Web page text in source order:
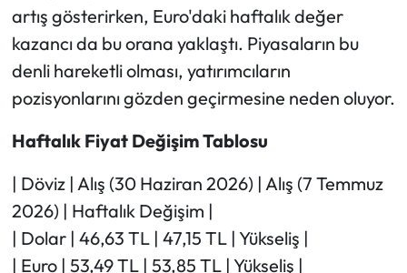
artış gösterirken, Euro'daki haftalık değer
kazancı da bu orana yaklaştı. Piyasaların bu
denli hareketli olması, yatırımcıların
pozisyonlarını gözden geçirmesine neden oluyor.
Haftalık Fiyat Değişim Tablosu
| Döviz | Alış (30 Haziran 2026) | Alış (7 Temmuz
2026) | Haftalık Değişim |
| Dolar | 46,63 TL | 47,15 TL | Yükseliş |
| Euro | 53,49 TL | 53,85 TL | Yükseliş |